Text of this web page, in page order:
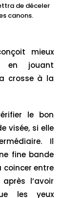
de déceler
canons.
mieux
en jouant
crosse à la
le bon
visée, si elle
Il
fine bande
coincer entre
l’avoir
les yeux